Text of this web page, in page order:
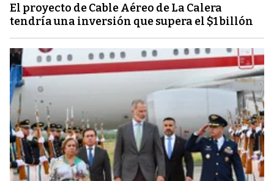
El proyecto de Cable Aéreo de La Calera
tendría una inversión que supera el $1 billón